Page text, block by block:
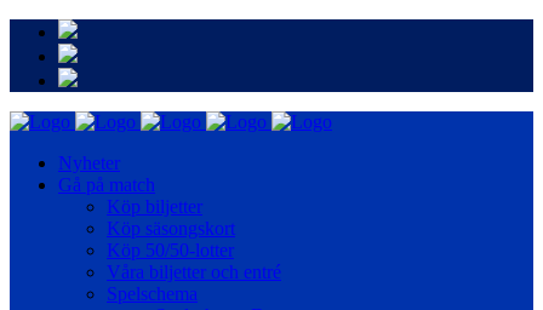
Nyheter
Gå på match
Köp biljetter
Köp säsongskort
Köp 50/50-lotter
Våra biljetter och entré
Spelschema